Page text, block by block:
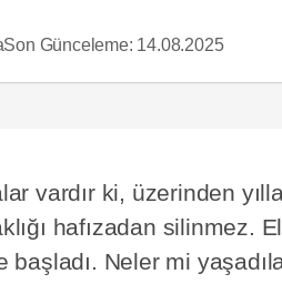
Son Günceleme: 14.08.2025
vardır ki, üzerinden
hafızadan silinmez.
Neler mi